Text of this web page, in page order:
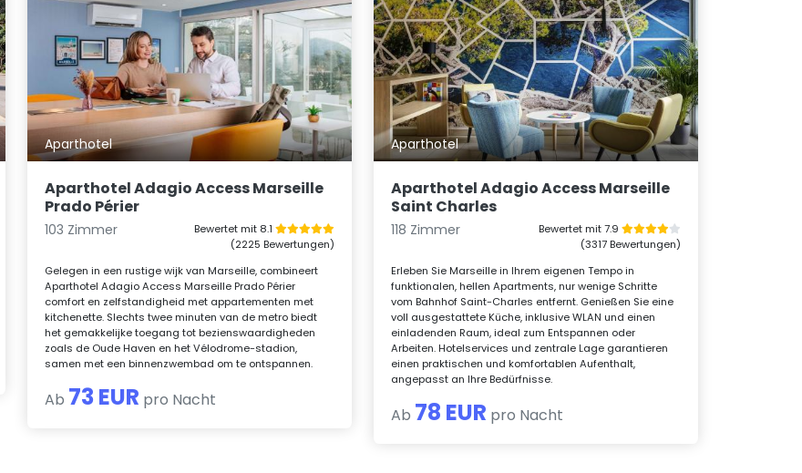
Aparthotel
Aparthotel Adagio Access Marseille
Prado Périer
103 Zimmer
Bewertet mit 8.1
(2225 Bewertungen)
Gelegen in een rustige wijk van Marseille, combineert
Aparthotel Adagio Access Marseille Prado Périer
comfort en zelfstandigheid met appartementen met
kitchenette. Slechts twee minuten van de metro biedt
het gemakkelijke toegang tot bezienswaardigheden
zoals de Oude Haven en het Vélodrome-stadion,
samen met een binnenzwembad om te ontspannen.
Ab 73 EUR pro Nacht
Aparthotel
Aparthotel Adagio Access Marseille
Saint Charles
118 Zimmer
Bewertet mit 7.9
(3317 Bewertungen)
Erleben Sie Marseille in Ihrem eigenen Tempo in
funktionalen, hellen Apartments, nur wenige Schritte
vom Bahnhof Saint-Charles entfernt. Genießen Sie eine
voll ausgestattete Küche, inklusive WLAN und einen
einladenden Raum, ideal zum Entspannen oder
Arbeiten. Hotelservices und zentrale Lage garantieren
einen praktischen und komfortablen Aufenthalt,
angepasst an Ihre Bedürfnisse.
Ab 78 EUR pro Nacht